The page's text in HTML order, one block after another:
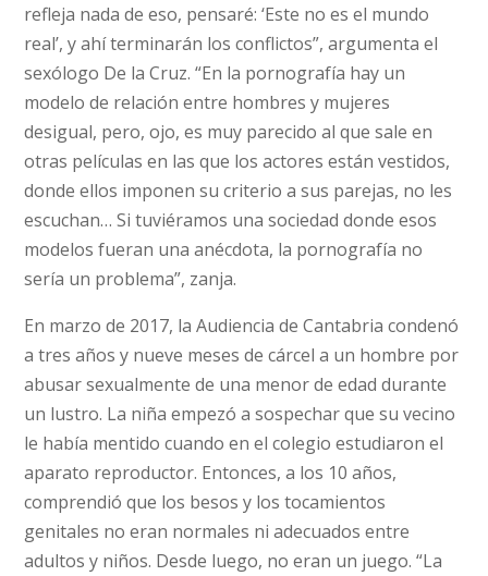
refleja nada de eso, pensaré: ‘Este no es el mundo
real’, y ahí terminarán los conflictos”, argumenta el
sexólogo De la Cruz. “En la pornografía hay un
modelo de relación entre hombres y mujeres
desigual, pero, ojo, es muy parecido al que sale en
otras películas en las que los actores están vestidos,
donde ellos imponen su criterio a sus parejas, no les
escuchan… Si tuviéramos una sociedad donde esos
modelos fueran una anécdota, la pornografía no
sería un problema”, zanja.
En marzo de 2017, la Audiencia de Cantabria condenó
a tres años y nueve meses de cárcel a un hombre por
abusar sexualmente de una menor de edad durante
un lustro. La niña empezó a sospechar que su vecino
le había mentido cuando en el colegio estudiaron el
aparato reproductor. Entonces, a los 10 años,
comprendió que los besos y los tocamientos
genitales no eran normales ni adecuados entre
adultos y niños. Desde luego, no eran un juego. “La